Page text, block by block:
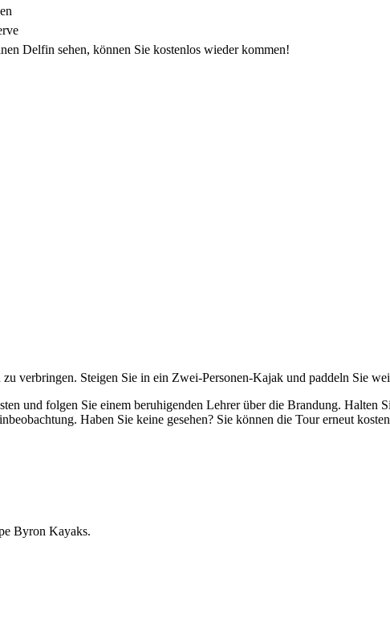
Delfin sehen, können Sie kostenlos wieder kommen!
verbringen. Steigen Sie in ein Zwei-Personen-Kajak und paddeln Sie
und folgen Sie einem beruhigenden Lehrer über die Brandung. Halten
Haben Sie keine gesehen? Sie können die Tour erneut
Byron Kayaks.